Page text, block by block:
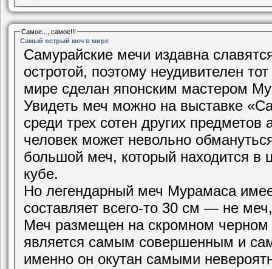
Самое..., самое!!!
Самый острый меч в мире
Самурайские мечи издавна
остротой, поэтому неудивителен
мире сделан японским мастером
Увидеть меч можно на выставке
среди трех сотен других
человек может невольно
большой меч, который находится в
кубе.
Но легендарный меч Мурамаса
составляет всего-то 30 см — не
Меч размещен на скромном черном
является самым совершенным и
именно он окутан самыми